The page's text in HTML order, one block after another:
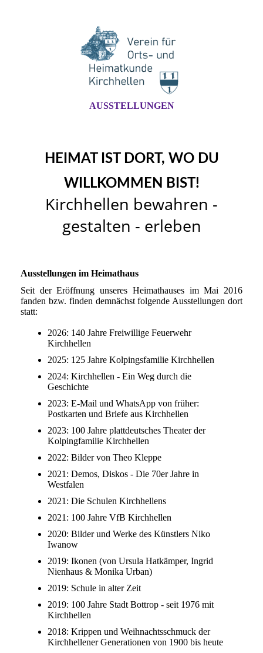
AUSSTELLUNGEN
HEIMAT IST DORT, WO DU
WILLKOMMEN BIST!
Kirchhellen bewahren -
gestalten - erleben
Ausstellungen im Heimathaus
Seit der Eröffnung unseres Heimathauses im Mai 2016
fanden bzw. finden demnächst folgende Ausstellungen dort
statt:
2026: 140 Jahre Freiwillige Feuerwehr
Kirchhellen
2025: 125 Jahre Kolpingsfamilie Kirchhellen
2024: Kirchhellen - Ein Weg durch die
Geschichte
2023: E-Mail und WhatsApp von früher:
Postkarten und Briefe aus Kirchhellen
2023: 100 Jahre plattdeutsches Theater der
Kolpingfamilie Kirchhellen
2022: Bilder von Theo Kleppe
2021: Demos, Diskos - Die 70er Jahre in
Westfalen
2021: Die Schulen Kirchhellens
2021: 100 Jahre VfB Kirchhellen
2020: Bilder und Werke des Künstlers Niko
Iwanow
2019: Ikonen (von Ursula Hatkämper, Ingrid
Nienhaus & Monika Urban)
2019: Schule in alter Zeit
2019: 100 Jahre Stadt Bottrop - seit 1976 mit
Kirchhellen
2018: Krippen und Weihnachtsschmuck der
Kirchhellener Generationen von 1900 bis heute